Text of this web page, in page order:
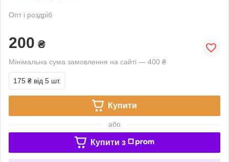
Опт і роздріб
200 ₴
Мінімальна сума замовлення на сайті — 400 ₴
175 ₴ від 5 шт.
Купити
або
Купити з